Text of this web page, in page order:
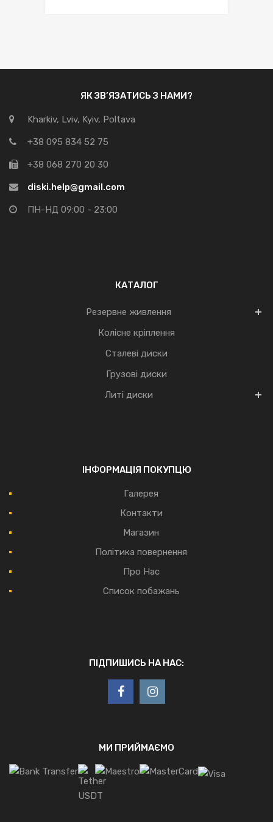
ЯК ЗВ’ЯЗАТИСЬ З НАМИ?
Kharkiv, Lviv, Kyiv, Poltava
+38 095 834 52 75
+38 068 270 20 30
diski.help@gmail.com
ПН-НД 09:00 - 23:00
КАТАЛОГ
Резервне живлення
Колісне кріплення
Сталеві диски
Грузові диски
Литі диски
ІНФОРМАЦІЯ ПОКУПЦЮ
Галерея
Контакти
Магазин
Політика повернення
Про Нас
Список побажань
ПІДПИШИСЬ НА НАС:
МИ ПРИЙМАЄМО